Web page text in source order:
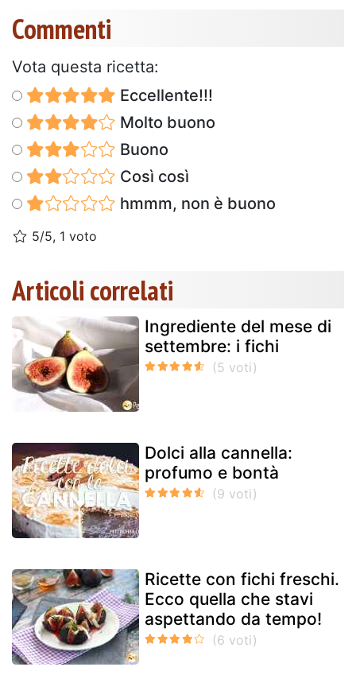
Commenti
Vota questa ricetta:
Eccellente!!!
Molto buono
Buono
Così così
hmmm, non è buono
5/5, 1 voto
Articoli correlati
Ingrediente del mese di
settembre: i fichi
Dolci alla cannella:
profumo e bontà
Ricette con fichi freschi.
Ecco quella che stavi
aspettando da tempo!